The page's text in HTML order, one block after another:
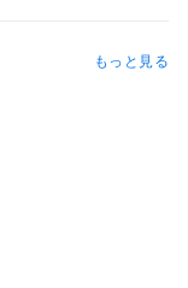
始めました
もっと見る